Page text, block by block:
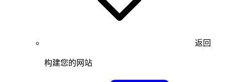
返回
构建您的网站